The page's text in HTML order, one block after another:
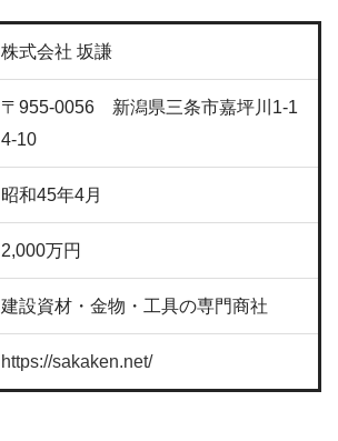
株式会社 坂謙
〒955-0056 新潟県三条市嘉坪川1-1
4-10
昭和45年4月
2,000万円
建設資材・金物・工具の専門商社
https://sakaken.net/